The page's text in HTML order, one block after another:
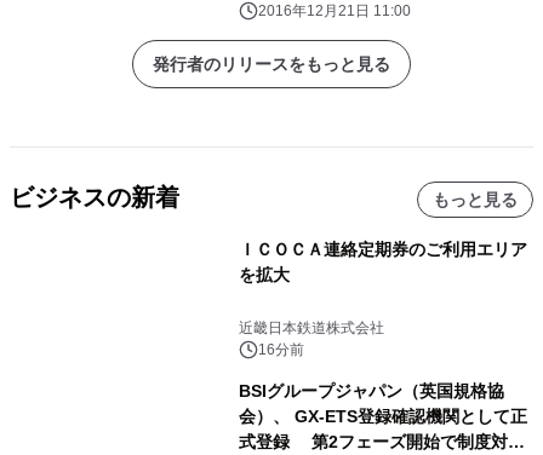
2016年12月21日 11:00
発行者のリリースをもっと見る
ビジネスの新着 もっと見る
ＩＣＯＣＡ連絡定期券のご利用エリア
を拡大
近畿日本鉄道株式会社
16分前
BSIグループジャパン（英国規格協
会）、 GX-ETS登録確認機関として正
式登録 第2フェーズ開始で制度対応